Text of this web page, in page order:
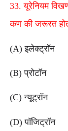
33. यूरेनियम
कण की जरूरत
(A) इलेक्ट्रॉन
(B) प्रोटॉन
(C) न्यूट्रॉन
(D) पॉजिट्रॉन